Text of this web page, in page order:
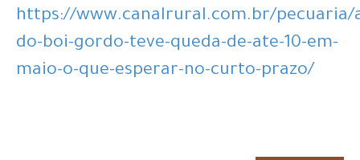
https://www.canalrural.com.br/pecuaria/
do-boi-gordo-teve-queda-de-ate-10-em-
maio-o-que-esperar-no-curto-prazo/